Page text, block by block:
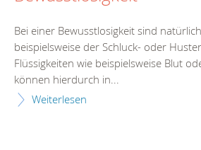
Bei einer Bewusstlosigkeit sind
beispielsweise der Schluck- oder
Flüssigkeiten wie beispielsweise Blut
können hierdurch in...
Weiterlesen